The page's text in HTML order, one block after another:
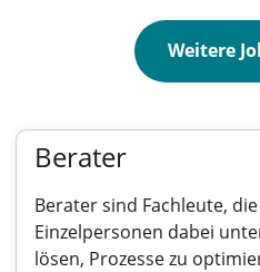
Weitere
Berater
Berater sind Fachleute,
Einzelpersonen dabei
lösen, Prozesse zu